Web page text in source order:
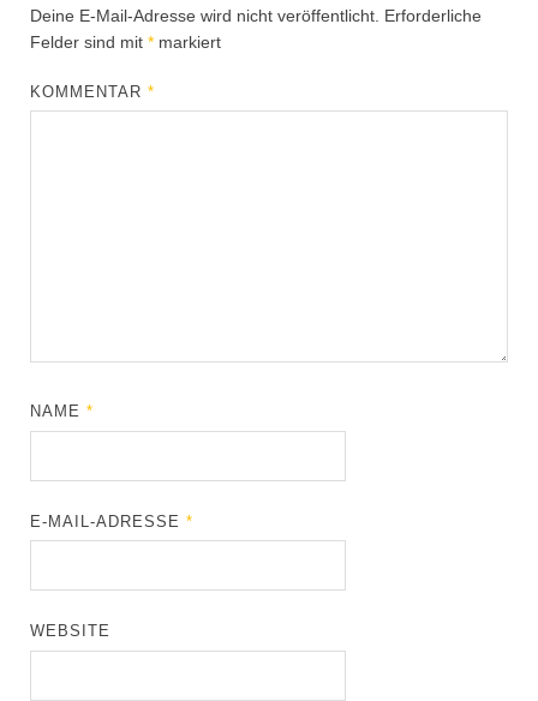
Deine E-Mail-Adresse wird nicht veröffentlicht. Erforderliche
Felder sind mit * markiert
KOMMENTAR*
NAME*
E-MAIL-ADRESSE*
WEBSITE